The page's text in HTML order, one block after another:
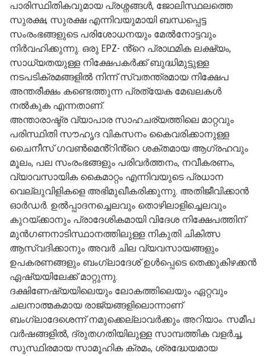
പാരിസ്ഥിതികവുമായ പ്രശ്നങ്ങൾ, ജോലിസ്ഥലത്തെ
സുരക്ഷ, സുരക്ഷ എന്നിവയുമായി ബന്ധപ്പെട്ട
സംരംഭങ്ങളുടെ പരിശോധനയും മേൽനോട്ടവും
നിർവഹിക്കുന്നു. ഒരു EPZ- ൻ്റെ പ്രാഥമിക ലക്ഷ്യം,
സാധ്യതയുള്ള നിക്ഷേപകർക്ക് ബുദ്ധിമുട്ടുള്ള
നടപടിക്രമങ്ങളിൽ നിന്ന് സ്വതന്ത്രമായ നിക്ഷേപ
അന്തരീക്ഷം കണ്ടെത്തുന്ന പ്രത്യേക മേഖലകൾ
നൽകുക എന്നതാണ്.
അന്താരാഷ്ട്ര വ്യാപാര സാഹചര്യത്തിലെ മാറ്റവും
പരിസ്ഥിതി സൗഹൃദ വികസനം കൈവരിക്കാനുള്ള
ചൈനീസ് ഗവൺമെൻ്റിൻ്റെ ശക്തമായ ആഗ്രഹവും
മൂലം, പല സംരംഭങ്ങളും പരിവർത്തനം, നവീകരണം,
വ്യാവസായിക കൈമാറ്റം എന്നിവയുടെ പ്രധാന
വെല്ലുവിളികളെ അഭിമുഖീകരിക്കുന്നു. അതിജീവിക്കാൻ
ഓർഡർ. ഉൽപ്പാദനച്ചെലവും തൊഴിലാളിച്ചെലവും
കുറയ്ക്കാനും പ്രാദേശികമായി വിദേശ നിക്ഷേപത്തിന്
മുൻഗണനാടിസ്ഥാനത്തിലുള്ള നികുതി ചികിത്സ
ആസ്വദിക്കാനും അവർ ചില വ്യവസായങ്ങളും
ഉപകരണങ്ങളും ബംഗ്ലാദേശ് ഉൾപ്പെടെ തെക്കുകിഴക്കൻ
ഏഷ്യയിലേക്ക് മാറ്റുന്നു.
ദക്ഷിണേഷ്യയിലെയും ലോകത്തിലെയും ഏറ്റവും
ചലനാത്മകമായ രാജ്യങ്ങളിലൊന്നാണ്
ബംഗ്ലാദേശെന്ന് നമുക്കെല്ലാവർക്കും അറിയാം. സമീപ
വർഷങ്ങളിൽ, ദ്രുതഗതിയിലുള്ള സാമ്പത്തിക വളർച്ച,
സുസ്ഥിരമായ സാമൂഹിക ക്രമം, ശ്രദ്ധേയമായ